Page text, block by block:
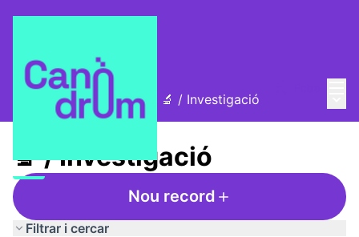
L'Alzina i el Canòdrom 🔬 / Investigació
🔬 / Investigació
Nou record
Filtrar i cercar